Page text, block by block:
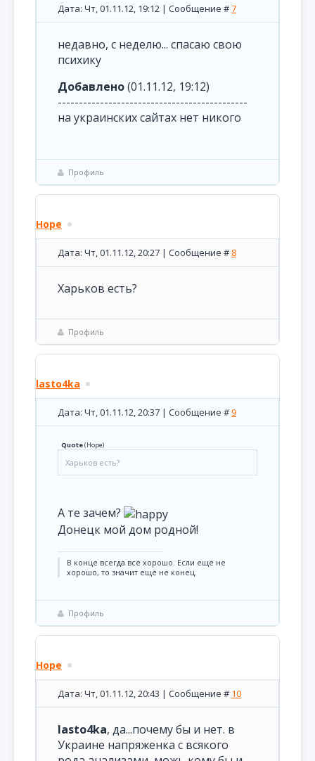
Дата: Чт, 01.11.12, 19:12 | Сообщение #7
недавно, с неделю... спасаю свою
психику
Добавлено(01.11.12, 19:12)
---------------------------------------------
на украинских сайтах нет никого
Профиль
Hope
Дата: Чт, 01.11.12, 20:27 | Сообщение # 8
Харьков есть?
Профиль
lasto4ka
Дата: Чт, 01.11.12, 20:37 | Сообщение #9
Quote(Hope)
Харьков есть?
А те зачем?
Донецк мой дом родной!
В конце всегда всё хорошо. Если ещё не
хорошо, то значит ещё не конец.
Профиль
Hope
Дата: Чт, 01.11.12, 20:43 | Сообщение # 10
lasto4ka, да...почему бы и нет. в
Украине напряженка с всякого